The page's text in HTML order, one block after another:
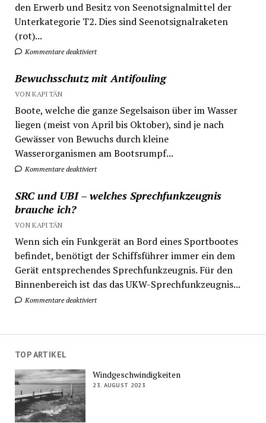
den Erwerb und Besitz von Seenotsignalmittel der
Unterkategorie T2. Dies sind Seenotsignalraketen
(rot)...
Kommentare deaktiviert
Bewuchsschutz mit Antifouling
VON KAPITÄN
Boote, welche die ganze Segelsaison über im Wasser
liegen (meist von April bis Oktober), sind je nach
Gewässer von Bewuchs durch kleine
Wasserorganismen am Bootsrumpf...
Kommentare deaktiviert
SRC und UBI – welches Sprechfunkzeugnis
brauche ich?
VON KAPITÄN
Wenn sich ein Funkgerät an Bord eines Sportbootes
befindet, benötigt der Schiffsführer immer ein dem
Gerät entsprechendes Sprechfunkzeugnis. Für den
Binnenbereich ist das das UKW-Sprechfunkzeugnis...
Kommentare deaktiviert
TOP ARTIKEL
Windgeschwindigkeiten
23. AUGUST 2023